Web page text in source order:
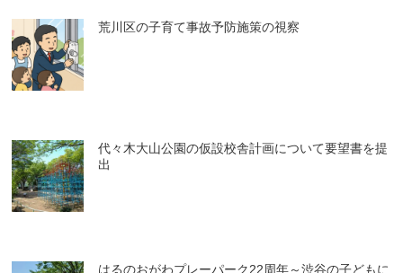
荒川区の子育て事故予防施策の視察
代々木大山公園の仮設校舎計画について要望書を提
出
はるのおがわプレーパーク22周年～渋谷の子どもに